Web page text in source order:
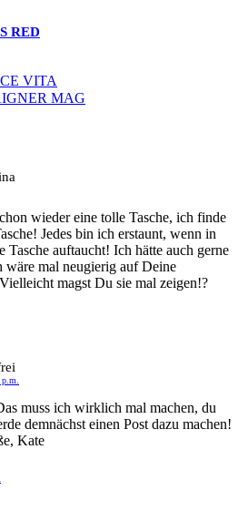
RED
VITA
MAG
wieder eine tolle Tasche, ich finde
Jedes bin ich erstaunt, wenn in
Tasche auftaucht! Ich hätte auch gerne
mal neugierig auf Deine
magst Du sie mal zeigen!?
muss ich wirklich mal machen, du
demnächst einen Post dazu machen!
Kate